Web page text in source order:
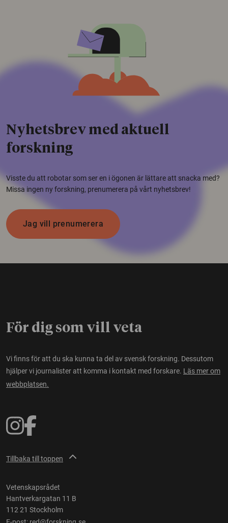
Nyhetsbrev med aktuell
forskning
Visste du att robotar som ser en i ögonen är lättare att snacka med?
Missa ingen ny forskning, prenumerera på vårt nyhetsbrev!
Jag vill prenumerera
För dig som vill veta
Vi finns för att du ska kunna ta del av svensk forskning. Dessutom
hjälper vi journalister att komma i kontakt med forskare. Läs mer om
webbplatsen.
Tillbaka till toppen
Vetenskapsrådet
Hantverkargatan 11 B
112 21 Stockholm